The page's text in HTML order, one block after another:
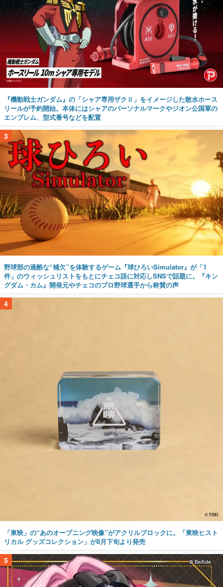
『機動戦士ガンダム』の「シャア専用ザクⅡ」をイメージした散水ホース
リールが予約開始。本体にはシャアのパーソナルマークやジオン公国軍の
エンブレム、型式番号などを配置
3
野球部の過酷な“補欠”を体験するゲーム『球ひろいSimulator』が「1
件」のウィッシュリストをもとにチェコ語に対応しSNSで話題に。『キン
グダム・カム』開発元やチェコのプロ野球選手から称賛の声
4
「東映」の“あのオープニング映像”がアクリルブロックに。「東映ヒスト
リカル グッズコレクション」が8月下旬より発売
5